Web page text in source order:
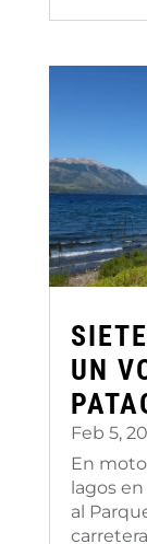
UN
Feb 5,
En
lagos
al